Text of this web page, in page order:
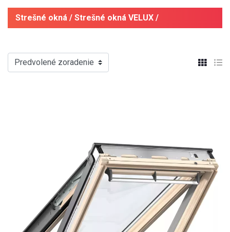
Strešné okná / Strešné okná VELUX /
Predvolené zoradenie